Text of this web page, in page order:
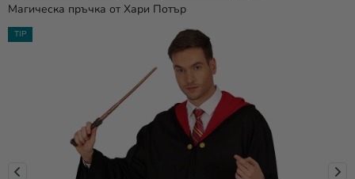
Сватба
аксесоари
Костюми
Магическа пръчка от Хари Потър
TIP